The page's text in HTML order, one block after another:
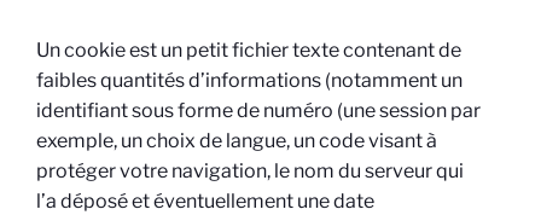
Un cookie est un petit fichier texte contenant de
faibles quantités d’informations (notamment un
identifiant sous forme de numéro (une session par
exemple, un choix de langue, un code visant à
protéger votre navigation, le nom du serveur qui
l’a déposé et éventuellement une date